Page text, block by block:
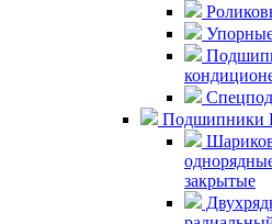
Подшипники
закрытые